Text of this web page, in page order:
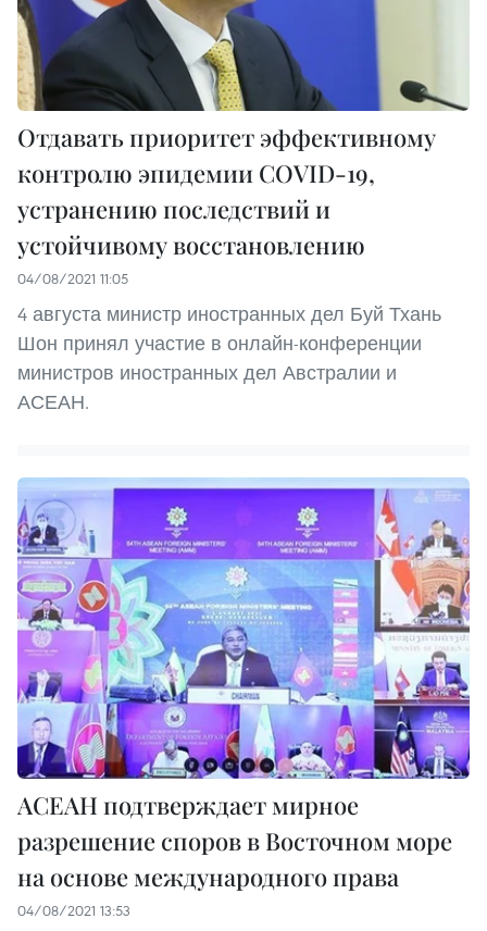
Отдавать приоритет эффективному
контролю эпидемии COVID-19,
устранению последствий и
устойчивому восстановлению
04/08/2021 11:05
4 августа министр иностранных дел Буй Тхань
Шон принял участие в онлайн-конференции
министров иностранных дел Австралии и
АСЕАН.
АСЕАН подтверждает мирное
разрешение споров в Восточном море
на основе международного права
04/08/2021 13:53